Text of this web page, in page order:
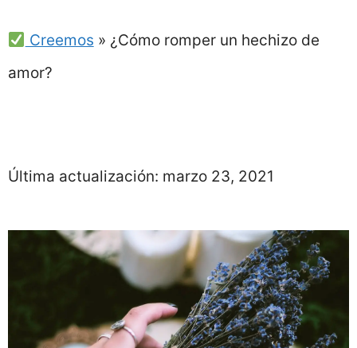
Creemos » ¿Cómo romper un hechizo de
amor?
Última actualización: marzo 23, 2021